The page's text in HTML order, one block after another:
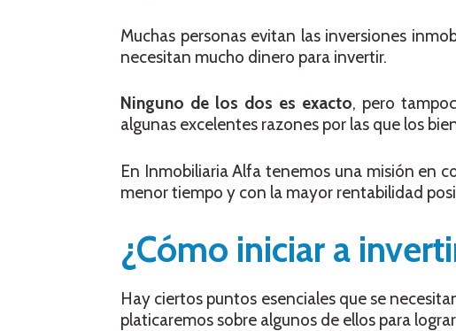
Muchas personas evitan las inversiones
necesitan mucho dinero para invertir.
Ninguno de los dos es exacto, pero
algunas excelentes razones por las que los
En Inmobiliaria Alfa tenemos una misión en
menor tiempo y con la mayor rentabilidad
¿Cómo iniciar a
Hay ciertos puntos esenciales que se
platicaremos sobre algunos de ellos para